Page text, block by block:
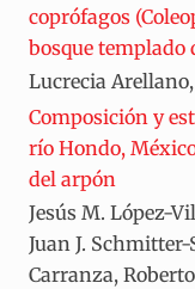
coprófagos
bosque templado
Lucrecia
Composición y
río Hondo,
del arpón
Jesús M. López-
Juan J.
Carranza,